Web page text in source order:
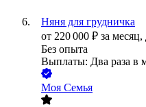
Няня для грудничка
от 220 000 ₽ за месяц,
Без опыта
Выплаты: Два раза в
Моя Семья